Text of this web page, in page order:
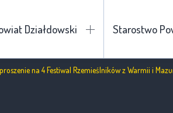
Działdowski Starostwo
na 4 Festiwal Rzemieślników z Warmii i